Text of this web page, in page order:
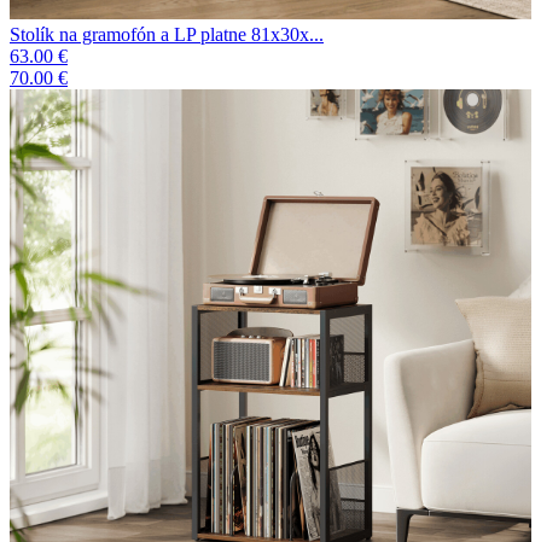
Stolík na gramofón a LP platne 81x30x...
63.00 €
70.00 €